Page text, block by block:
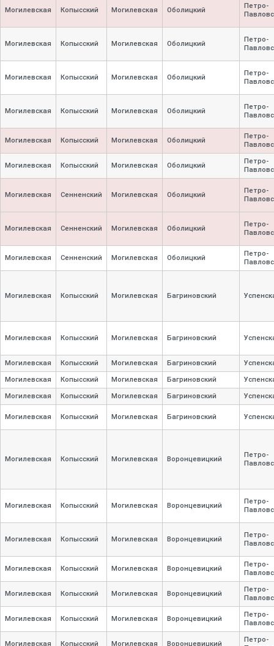
Могилевская Копысский Могилевская Оболицкий
Петро-
Могилевская Копысский Могилевская Оболицкий
Петро-
Могилевская Копысский Могилевская Оболицкий
Петро-
Могилевская Копысский Могилевская Оболицкий
Петро-
Могилевская Копысский Могилевская Оболицкий
Петро-
Могилевская Копысский Могилевская Оболицкий
Петро-
Могилевская Сенненский Могилевская Оболицкий
Петро-
Могилевская Сенненский Могилевская Оболицкий
Петро-
Могилевская Сенненский Могилевская Оболицкий
Петро-
Могилевская Копысский Могилевская Багриновский
Могилевская Копысский Могилевская Багриновский
Могилевская Копысский Могилевская Багриновский
Могилевская Копысский Могилевская Багриновский
Могилевская Копысский Могилевская Багриновский
Могилевская Копысский Могилевская Багриновский
Могилевская Копысский Могилевская Воронцевицкий
Петро-
Могилевская Копысский Могилевская Воронцевицкий
Петро-
Могилевская Копысский Могилевская Воронцевицкий
Петро-
Могилевская Копысский Могилевская Воронцевицкий
Петро-
Могилевская Копысский Могилевская Воронцевицкий
Петро-
Могилевская Копысский Могилевская Воронцевицкий
Петро-
Могилевская Копысский Могилевская Воронцевицкий
Петро-